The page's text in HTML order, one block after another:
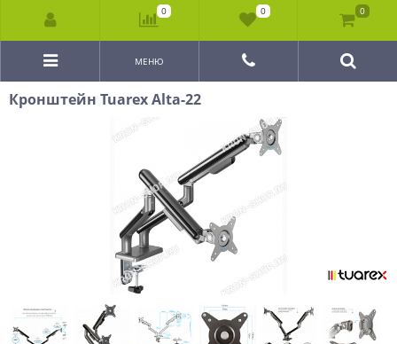
МЕНЮ
Кронштейн Tuarex Alta-22
0 0 0